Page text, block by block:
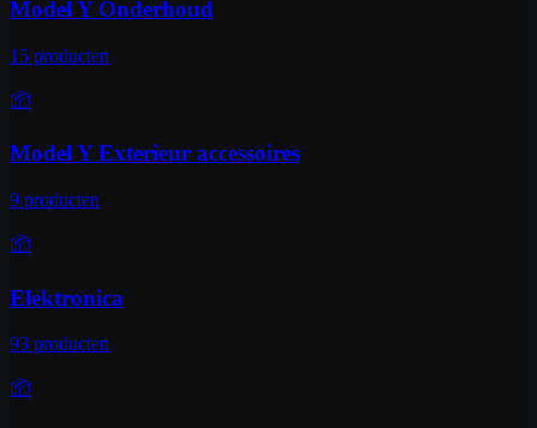
Model Y Onderhoud
15 producten
📦
Model Y Exterieur accessoires
9 producten
📦
Elektronica
93 producten
📦